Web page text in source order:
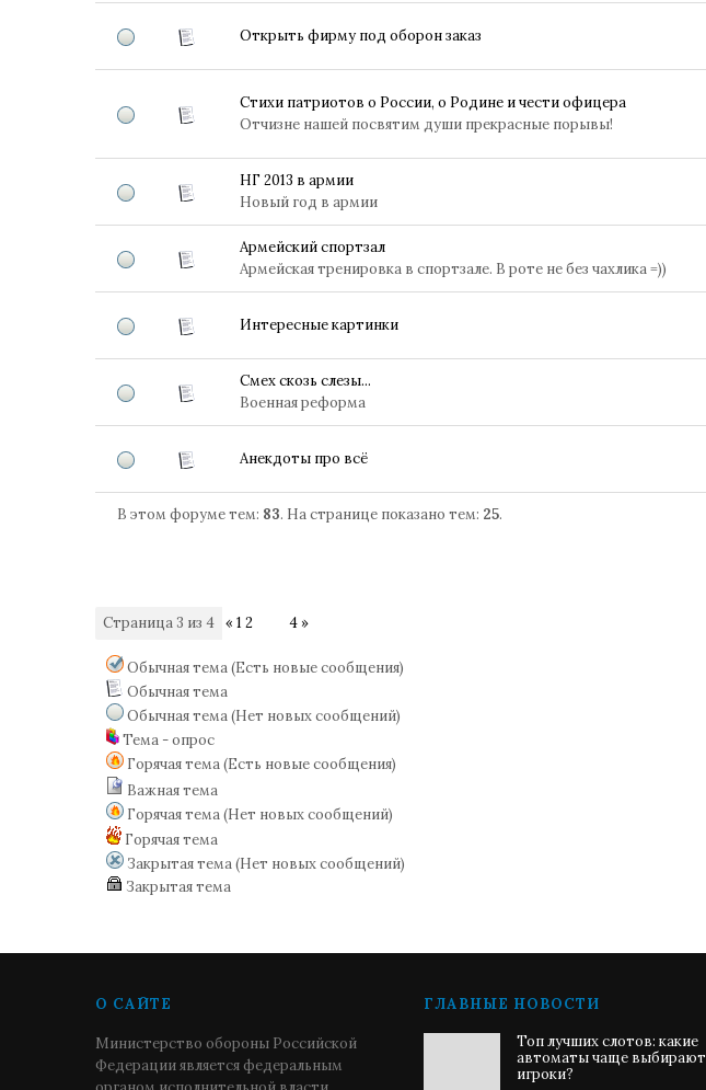
Открыть фирму под оборон заказ
Стихи патриотов о России, о Родине и чести офицера
Отчизне нашей посвятим души прекрасные порывы!
НГ 2013 в армии
Новый год в армии
Армейский спортзал
Армейская тренировка в спортзале. В роте не без чахлика =))
Интересные картинки
Смех скозь слезы...
Военная реформа
Анекдоты про всё
В этом форуме тем: 83. На странице показано тем: 25.
Страница 3 из 4 « 1 2 4»
Обычная тема (Есть новые сообщения)
Обычная тема
Обычная тема (Нет новых сообщений)
Тема - опрос
Горячая тема (Есть новые сообщения)
Важная тема
Горячая тема (Нет новых сообщений)
Горячая тема
Закрытая тема (Нет новых сообщений)
Закрытая тема
О САЙТЕ
Министерство обороны Российской
Федерации является федеральным
ГЛАВНЫЕ НОВОСТИ
Топ лучших слотов: какие
автоматы чаще выбирают
игроки?